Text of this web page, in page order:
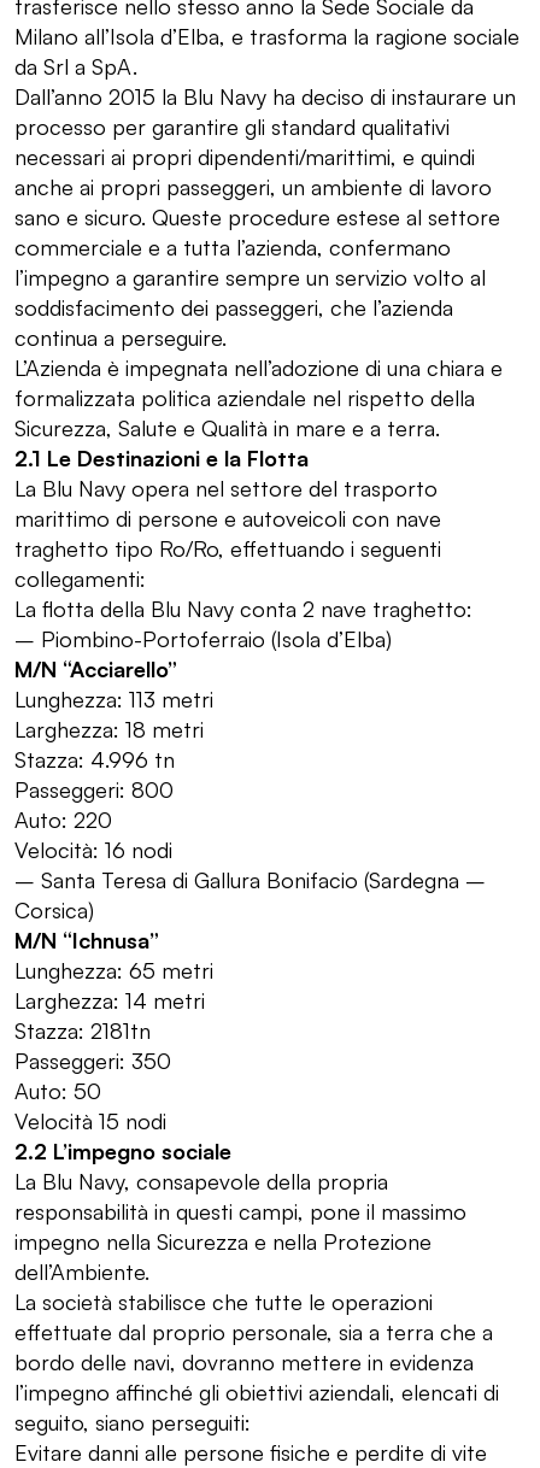
trasferisce nello stesso anno la Sede Sociale da
Milano all’Isola d’Elba, e trasforma la ragione sociale
da Srl a SpA.
Dall’anno 2015 la Blu Navy ha deciso di instaurare un
processo per garantire gli standard qualitativi
necessari ai propri dipendenti/marittimi, e quindi
anche ai propri passeggeri, un ambiente di lavoro
sano e sicuro. Queste procedure estese al settore
commerciale e a tutta l’azienda, confermano
l’impegno a garantire sempre un servizio volto al
soddisfacimento dei passeggeri, che l’azienda
continua a perseguire.
L’Azienda è impegnata nell’adozione di una chiara e
formalizzata politica aziendale nel rispetto della
Sicurezza, Salute e Qualità in mare e a terra.
2.1 Le Destinazioni e la Flotta
La Blu Navy opera nel settore del trasporto
marittimo di persone e autoveicoli con nave
traghetto tipo Ro/Ro, effettuando i seguenti
collegamenti:
La flotta della Blu Navy conta 2 nave traghetto:
– Piombino-Portoferraio (Isola d’Elba)
M/N “Acciarello”
Lunghezza: 113 metri
Larghezza: 18 metri
Stazza: 4.996 tn
Passeggeri: 800
Auto: 220
Velocità: 16 nodi
– Santa Teresa di Gallura Bonifacio (Sardegna –
Corsica)
M/N “Ichnusa”
Lunghezza: 65 metri
Larghezza: 14 metri
Stazza: 2181tn
Passeggeri: 350
Auto: 50
Velocità 15 nodi
2.2 L’impegno sociale
La Blu Navy, consapevole della propria
responsabilità in questi campi, pone il massimo
impegno nella Sicurezza e nella Protezione
dell’Ambiente.
La società stabilisce che tutte le operazioni
effettuate dal proprio personale, sia a terra che a
bordo delle navi, dovranno mettere in evidenza
l’impegno affinché gli obiettivi aziendali, elencati di
seguito, siano perseguiti:
Evitare danni alle persone fisiche e perdite di vite